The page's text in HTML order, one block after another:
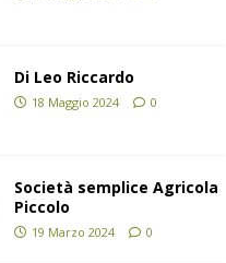
Di Leo Riccardo
18 Maggio 2024 0
Società semplice Agricola
Piccolo
19 Marzo 2024 0